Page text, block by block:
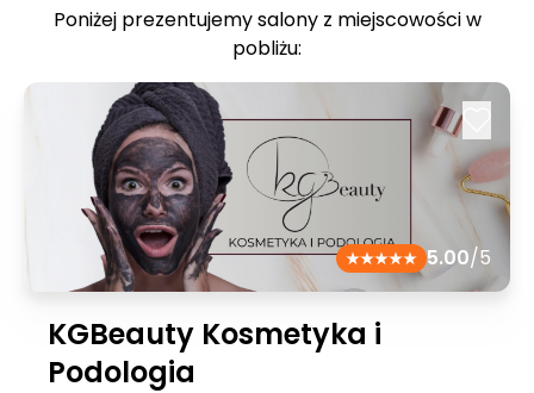
Poniżej prezentujemy salony z miejscowości w
pobliżu:
5.00/5
KGBeauty Kosmetyka i
Podologia